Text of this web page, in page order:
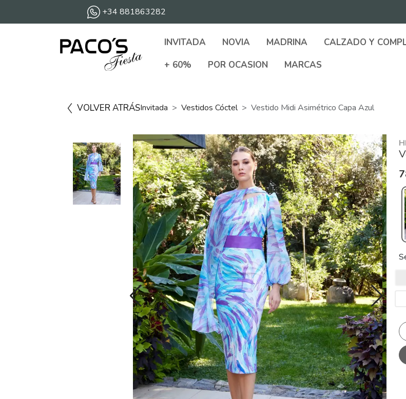
+34 881863282
INVITADA NOVIA MADRINA
CALZADO Y
+ 60%
POR OCASION MARCAS
VOLVER ATRÁSInvitada Vestidos Cóctel Vestido Midi Asimétrico Capa Azul